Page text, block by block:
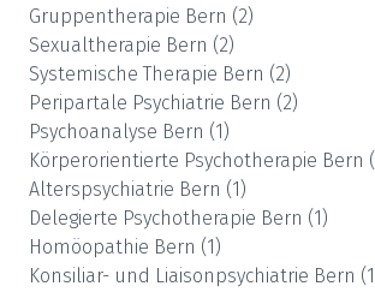
Gruppentherapie Bern (2)
Sexualtherapie Bern (2)
Systemische Therapie Bern (2)
Peripartale Psychiatrie Bern (2)
Psychoanalyse Bern (1)
Körperorientierte Psychotherapie Bern (
Alterspsychiatrie Bern (1)
Delegierte Psychotherapie Bern (1)
Homöopathie Bern (1)
Konsiliar- und Liaisonpsychiatrie Bern (1